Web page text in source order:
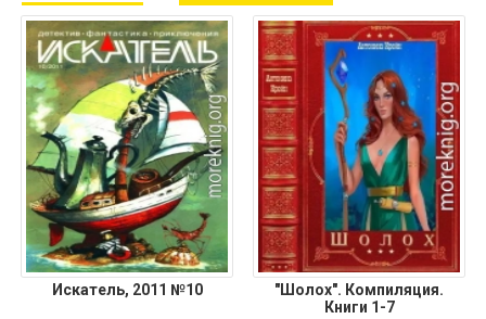
Искатель, 2011 №10
"Шолох". Компиляция.
Книги 1-7